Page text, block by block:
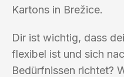
Kartons in Brežice.
Dir ist wichtig, dass
flexibel ist und sich
Bedürfnissen richtet?